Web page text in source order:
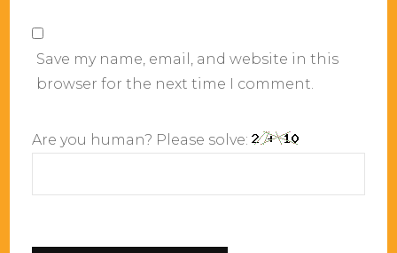
Save my name, email, and website in this
browser for the next time I comment.
Are you human? Please solve: